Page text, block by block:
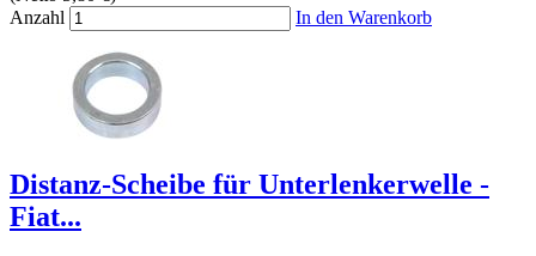
Anzahl
In den Warenkorb
Distanz-Scheibe für Unterlenkerwelle -
Fiat...